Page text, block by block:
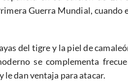
Guerra Mundial, cuando
del tigre y la piel de
se complementa
le dan ventaja para atacar.